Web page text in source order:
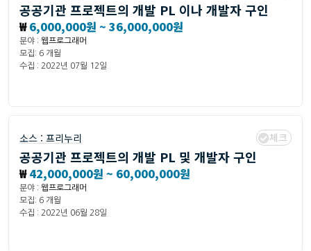
공공기관 프로젝트의 개발 PL 이나 개발자 구인
₩6,000,000원 ~ 36,000,000원
분야 : 웹프로그래머
모집: 6 개월
수집 : 2022년 07월 12일
소스 : 프리누리 체크
공공기관 프로젝트의 개발 PL 및 개발자 구인
₩42,000,000원 ~ 60,000,000원
분야 : 웹프로그래머
모집: 6 개월
수집 : 2022년 06월 28일